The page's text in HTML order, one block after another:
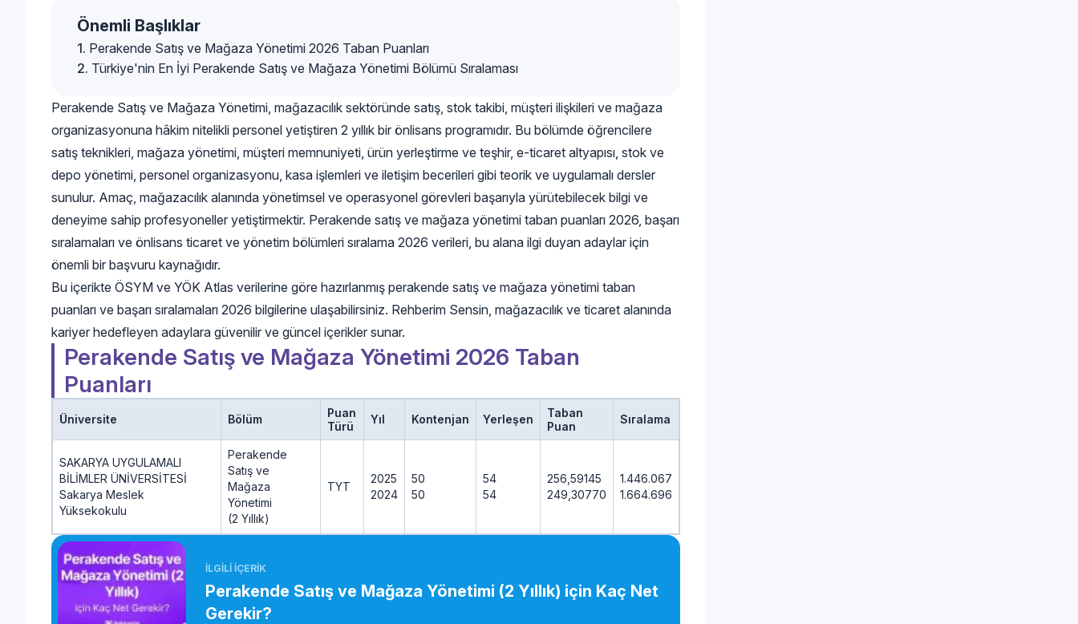
Önemli Başlıklar
Perakende Satış ve Mağaza Yönetimi 2026 Taban Puanları
Türkiye'nin En İyi Perakende Satış ve Mağaza Yönetimi Bölümü Sıralaması
Perakende Satış ve Mağaza Yönetimi, mağazacılık sektöründe satış, stok takibi, müşteri ilişkileri ve mağaza
organizasyonuna hâkim nitelikli personel yetiştiren 2 yıllık bir önlisans programıdır. Bu bölümde öğrencilere
satış teknikleri, mağaza yönetimi, müşteri memnuniyeti, ürün yerleştirme ve teşhir, e-ticaret altyapısı, stok ve
depo yönetimi, personel organizasyonu, kasa işlemleri ve iletişim becerileri gibi teorik ve uygulamalı dersler
sunulur. Amaç, mağazacılık alanında yönetimsel ve operasyonel görevleri başarıyla yürütebilecek bilgi ve
deneyime sahip profesyoneller yetiştirmektir. Perakende satış ve mağaza yönetimi taban puanları 2026, başarı
sıralamaları ve önlisans ticaret ve yönetim bölümleri sıralama 2026 verileri, bu alana ilgi duyan adaylar için
önemli bir başvuru kaynağıdır.
Bu içerikte ÖSYM ve YÖK Atlas verilerine göre hazırlanmış perakende satış ve mağaza yönetimi taban
puanları ve başarı sıralamaları 2026 bilgilerine ulaşabilirsiniz. Rehberim Sensin, mağazacılık ve ticaret alanında
kariyer hedefleyen adaylara güvenilir ve güncel içerikler sunar.
Perakende Satış ve Mağaza Yönetimi 2026 Taban
Puanları
Üniversite Bölüm
Puan
Türü
Yıl Kontenjan Yerleşen
Taban
Puan
Sıralama
SAKARYA UYGULAMALI
BİLİMLER ÜNİVERSİTESİ
Sakarya Meslek
Yüksekokulu
Perakende
Satış ve
Mağaza
Yönetimi
(2 Yıllık)
TYT
2025
2024
50
50
54
54
256,59145
249,30770
1.446.067
1.664.696
İLGİLİ İÇERİK
Perakende Satış ve Mağaza Yönetimi (2 Yıllık) için Kaç Net
Gerekir?